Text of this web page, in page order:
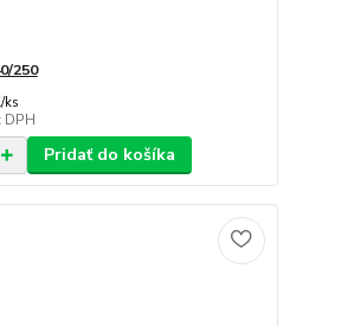
250
/ks
DPH
Pridať do košíka